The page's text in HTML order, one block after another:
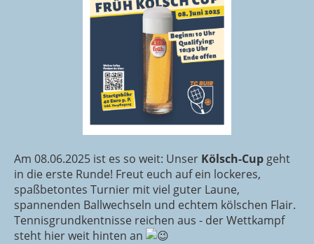
Am 08.06.2025 ist es so weit: Unser Kölsch-Cup geht
in die erste Runde! Freut euch auf ein lockeres,
spaßbetontes Turnier mit viel guter Laune,
spannenden Ballwechseln und echtem kölschen Flair.
Tennisgrundkentnisse reichen aus - der Wettkampf
steht hier weit hinten an